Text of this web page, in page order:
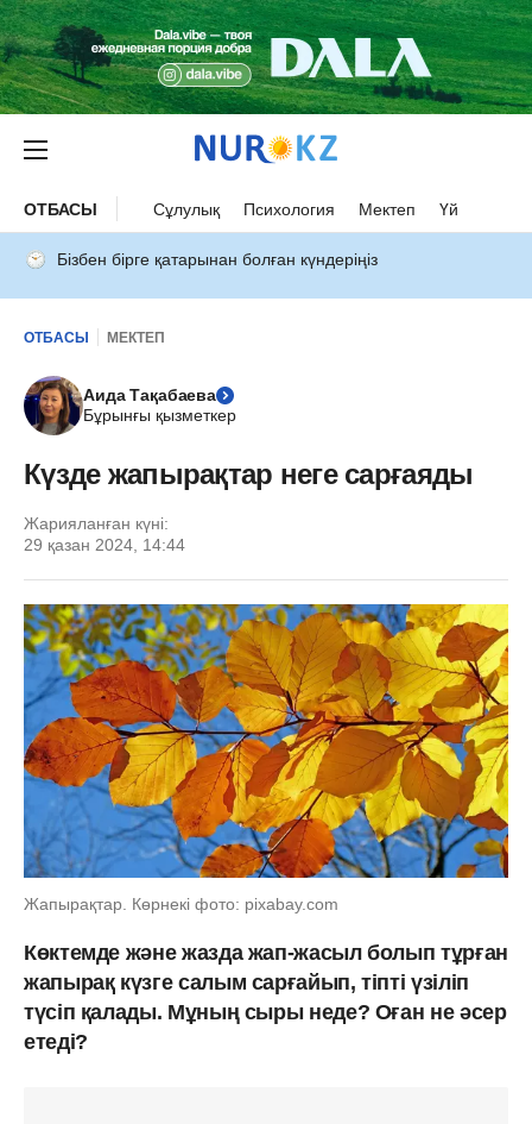
ОТБАСЫ Сұлулық Психология Мектеп Үй
Бізбен бірге қатарынан болған күндеріңіз
ОТБАСЫ МЕКТЕП
Аида Тақабаева
Бұрынғы қызметкер
Күзде жапырақтар неге сарғаяды
Жарияланған күні:
29 қазан 2024, 14:44
Жапырақтар. Көрнекі фото: pixabay.com
Көктемде және жазда жап-жасыл болып тұрған
жапырақ күзге салым сарғайып, тіпті үзіліп
түсіп қалады. Мұның сыры неде? Оған не әсер
етеді?